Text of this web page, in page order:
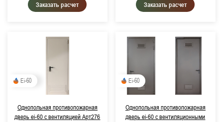
Заказать расчет Заказать расчет
Ei-60
Однопольная противопожарная
дверь ei-60 с вентиляцией Арт276
Ei-60
Однопольная противопожарная
дверь ei-60 с вентиляционными